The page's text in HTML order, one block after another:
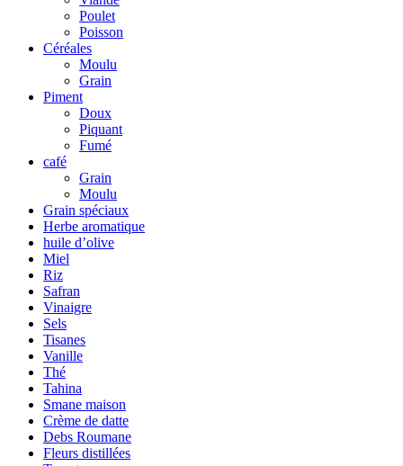
Poulet
Poisson
Céréales
Moulu
Grain
Piment
Doux
Piquant
Fumé
café
Grain
Moulu
Grain spéciaux
Herbe aromatique
huile d’olive
Miel
Riz
Safran
Vinaigre
Sels
Tisanes
Vanille
Thé
Tahina
Smane maison
Crème de datte
Debs Roumane
Fleurs distillées